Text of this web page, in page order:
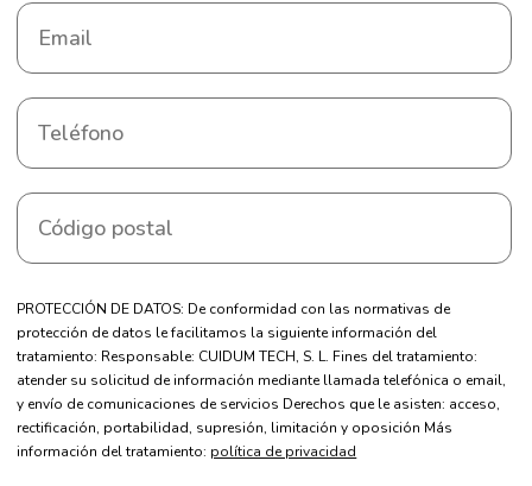
PROTECCIÓN DE DATOS: De conformidad con las normativas de
protección de datos le facilitamos la siguiente información del
tratamiento: Responsable: CUIDUM TECH, S. L. Fines del tratamiento:
atender su solicitud de información mediante llamada telefónica o email,
y envío de comunicaciones de servicios Derechos que le asisten: acceso,
rectificación, portabilidad, supresión, limitación y oposición Más
información del tratamiento: política de privacidad